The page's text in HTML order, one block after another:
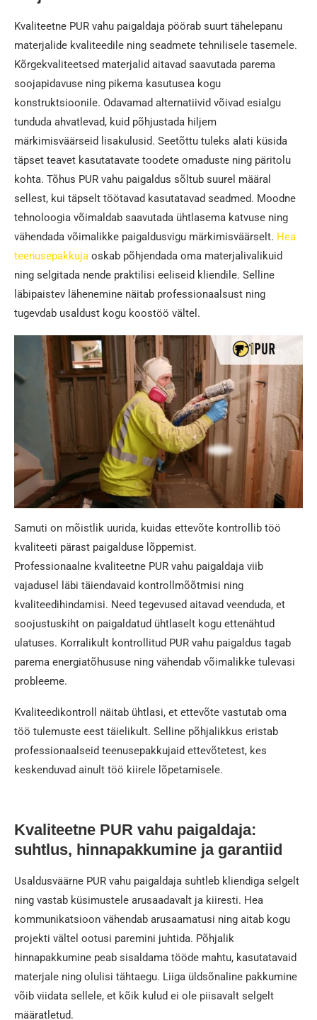
Kvaliteetne PUR vahu paigaldaja pöörab suurt tähelepanu
materjalide kvaliteedile ning seadmete tehnilisele tasemele.
Kõrgekvaliteetsed materjalid aitavad saavutada parema
soojapidavuse ning pikema kasutusea kogu
konstruktsioonile. Odavamad alternatiivid võivad esialgu
tunduda ahvatlevad, kuid põhjustada hiljem
märkimisväärseid lisakulusid. Seetõttu tuleks alati küsida
täpset teavet kasutatavate toodete omaduste ning päritolu
kohta. Tõhus PUR vahu paigaldus sõltub suurel määral
sellest, kui täpselt töötavad kasutatavad seadmed. Moodne
tehnoloogia võimaldab saavutada ühtlasema katvuse ning
vähendada võimalikke paigaldusvigu märkimisväärselt. Hea
teenusepakkuja oskab põhjendada oma materjalivalikuid
ning selgitada nende praktilisi eeliseid kliendile. Selline
läbipaistev lähenemine näitab professionaalsust ning
tugevdab usaldust kogu koostöö vältel.
Samuti on mõistlik uurida, kuidas ettevõte kontrollib töö
kvaliteeti pärast paigalduse lõppemist.
Professionaalne kvaliteetne PUR vahu paigaldaja viib
vajadusel läbi täiendavaid kontrollmõõtmisi ning
kvaliteedihindamisi. Need tegevused aitavad veenduda, et
soojustuskiht on paigaldatud ühtlaselt kogu ettenähtud
ulatuses. Korralikult kontrollitud PUR vahu paigaldus tagab
parema energiatõhususe ning vähendab võimalikke tulevasi
probleeme.
Kvaliteedikontroll näitab ühtlasi, et ettevõte vastutab oma
töö tulemuste eest täielikult. Selline põhjalikkus eristab
professionaalseid teenusepakkujaid ettevõtetest, kes
keskenduvad ainult töö kiirele lõpetamisele.
Kvaliteetne PUR vahu paigaldaja:
suhtlus, hinnapakkumine ja garantiid
Usaldusväärne PUR vahu paigaldaja suhtleb kliendiga selgelt
ning vastab küsimustele arusaadavalt ja kiiresti. Hea
kommunikatsioon vähendab arusaamatusi ning aitab kogu
projekti vältel ootusi paremini juhtida. Põhjalik
hinnapakkumine peab sisaldama tööde mahtu, kasutatavaid
materjale ning olulisi tähtaegu. Liiga üldsõnaline pakkumine
võib viidata sellele, et kõik kulud ei ole piisavalt selgelt
määratletud.